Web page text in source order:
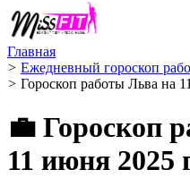
Главная
> Ежедневный гороскоп
> Гороскоп работы Льва на
💼 Гороскоп
11 июня 2025